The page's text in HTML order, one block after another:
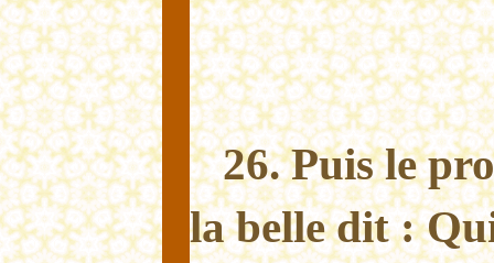
26. Puis le
la belle dit :